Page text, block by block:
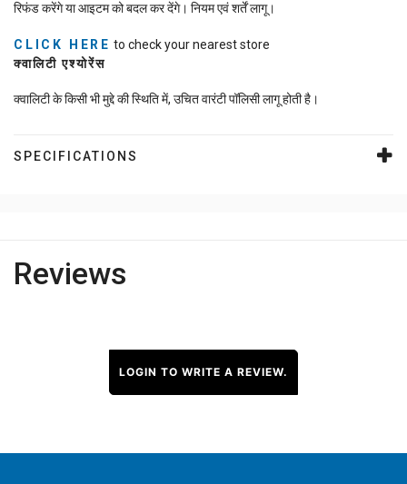
रिफंड करेंगे या आइटम को बदल कर देंगे। नियम एवं शर्तें लागू।
CLICK HERE to check your nearest store
क्वालिटी एश्योरेंस
क्वालिटी के किसी भी मुद्दे की स्थिति में, उचित वारंटी पॉलिसी लागू होती है।
SPECIFICATIONS
Reviews
LOGIN TO WRITE A REVIEW.